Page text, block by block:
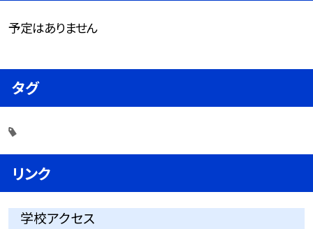
予定はありません
タグ
リンク
学校アクセス